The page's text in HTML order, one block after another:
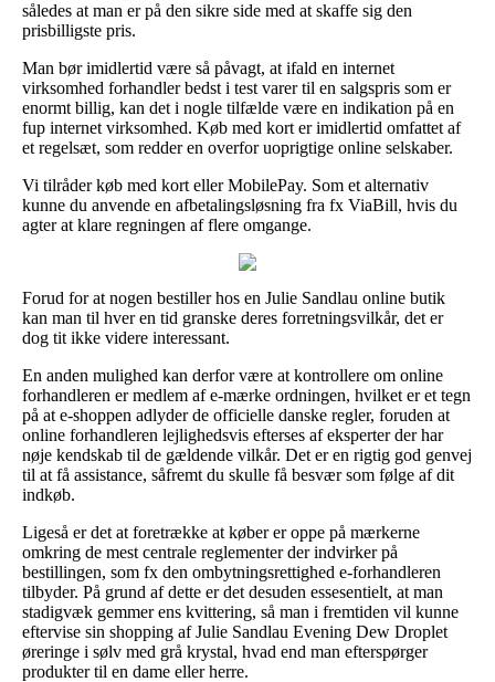
således at man er på den sikre side med at skaffe sig den
prisbilligste pris.
Man bør imidlertid være så påvagt, at ifald en internet
virksomhed forhandler bedst i test varer til en salgspris som er
enormt billig, kan det i nogle tilfælde være en indikation på en
fup internet virksomhed. Køb med kort er imidlertid omfattet af
et regelsæt, som redder en overfor uoprigtige online selskaber.
Vi tilråder køb med kort eller MobilePay. Som et alternativ
kunne du anvende en afbetalingsløsning fra fx ViaBill, hvis du
agter at klare regningen af flere omgange.
Forud for at nogen bestiller hos en Julie Sandlau online butik
kan man til hver en tid granske deres forretningsvilkår, det er
dog tit ikke videre interessant.
En anden mulighed kan derfor være at kontrollere om online
forhandleren er medlem af e-mærke ordningen, hvilket er et tegn
på at e-shoppen adlyder de officielle danske regler, foruden at
online forhandleren lejlighedsvis efterses af eksperter der har
nøje kendskab til de gældende vilkår. Det er en rigtig god genvej
til at få assistance, såfremt du skulle få besvær som følge af dit
indkøb.
Ligeså er det at foretrække at køber er oppe på mærkerne
omkring de mest centrale reglementer der indvirker på
bestillingen, som fx den ombytningsrettighed e-forhandleren
tilbyder. På grund af dette er det desuden essesentielt, at man
stadigvæk gemmer ens kvittering, så man i fremtiden vil kunne
eftervise sin shopping af Julie Sandlau Evening Dew Droplet
øreringe i sølv med grå krystal, hvad end man efterspørger
produkter til en dame eller herre.